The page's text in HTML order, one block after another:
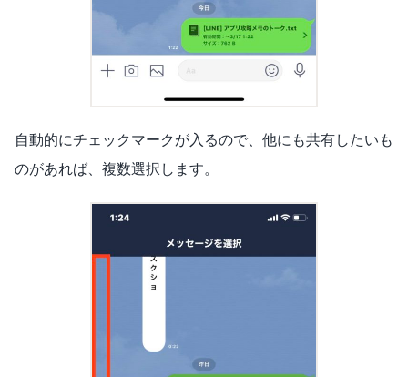
自動的にチェックマークが入るので、他にも共有したいも
のがあれば、複数選択します。